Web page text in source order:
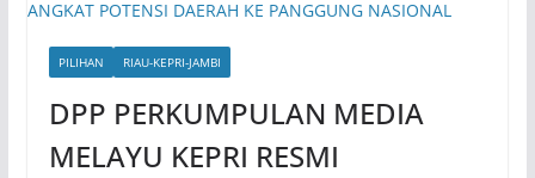
PILIHAN RIAU-KEPRI-JAMBI
DPP PERKUMPULAN MEDIA
MELAYU KEPRI RESMI